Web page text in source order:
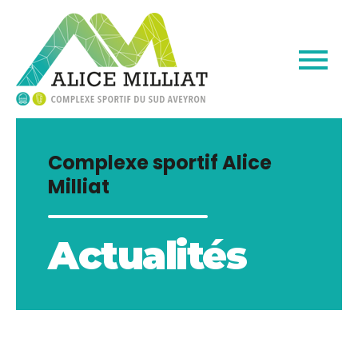
Complexe sportif Alice
Milliat
Actualités